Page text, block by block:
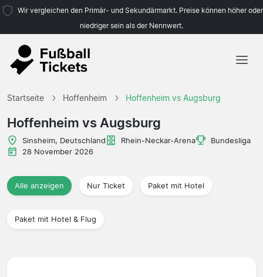
Wir vergleichen den Primär- und Sekundärmarkt. Preise können höher oder
niedriger sein als der Nennwert.
Ligen
Startseite Hoffenheim Hoffenheim vs Augsburg
Hoffenheim vs Augsburg
Sinsheim, Deutschland Rhein-Neckar-Arena
Bundesliga
28 November 2026
Alle anzeigen Nur Ticket Paket mit Hotel
Paket mit Hotel & Flug